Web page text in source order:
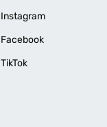
Instagram
Facebook
TikTok